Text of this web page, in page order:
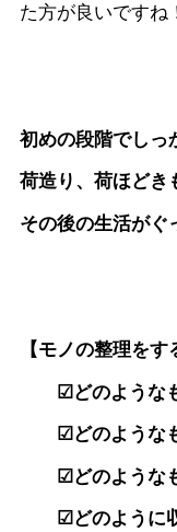
た方が良いですね
初めの段階でしっ
荷造り、荷ほどき
その後の生活がぐ
【モノの整理をす
☑どのようなも
☑どのようなも
☑どのようなも
☑どのように収